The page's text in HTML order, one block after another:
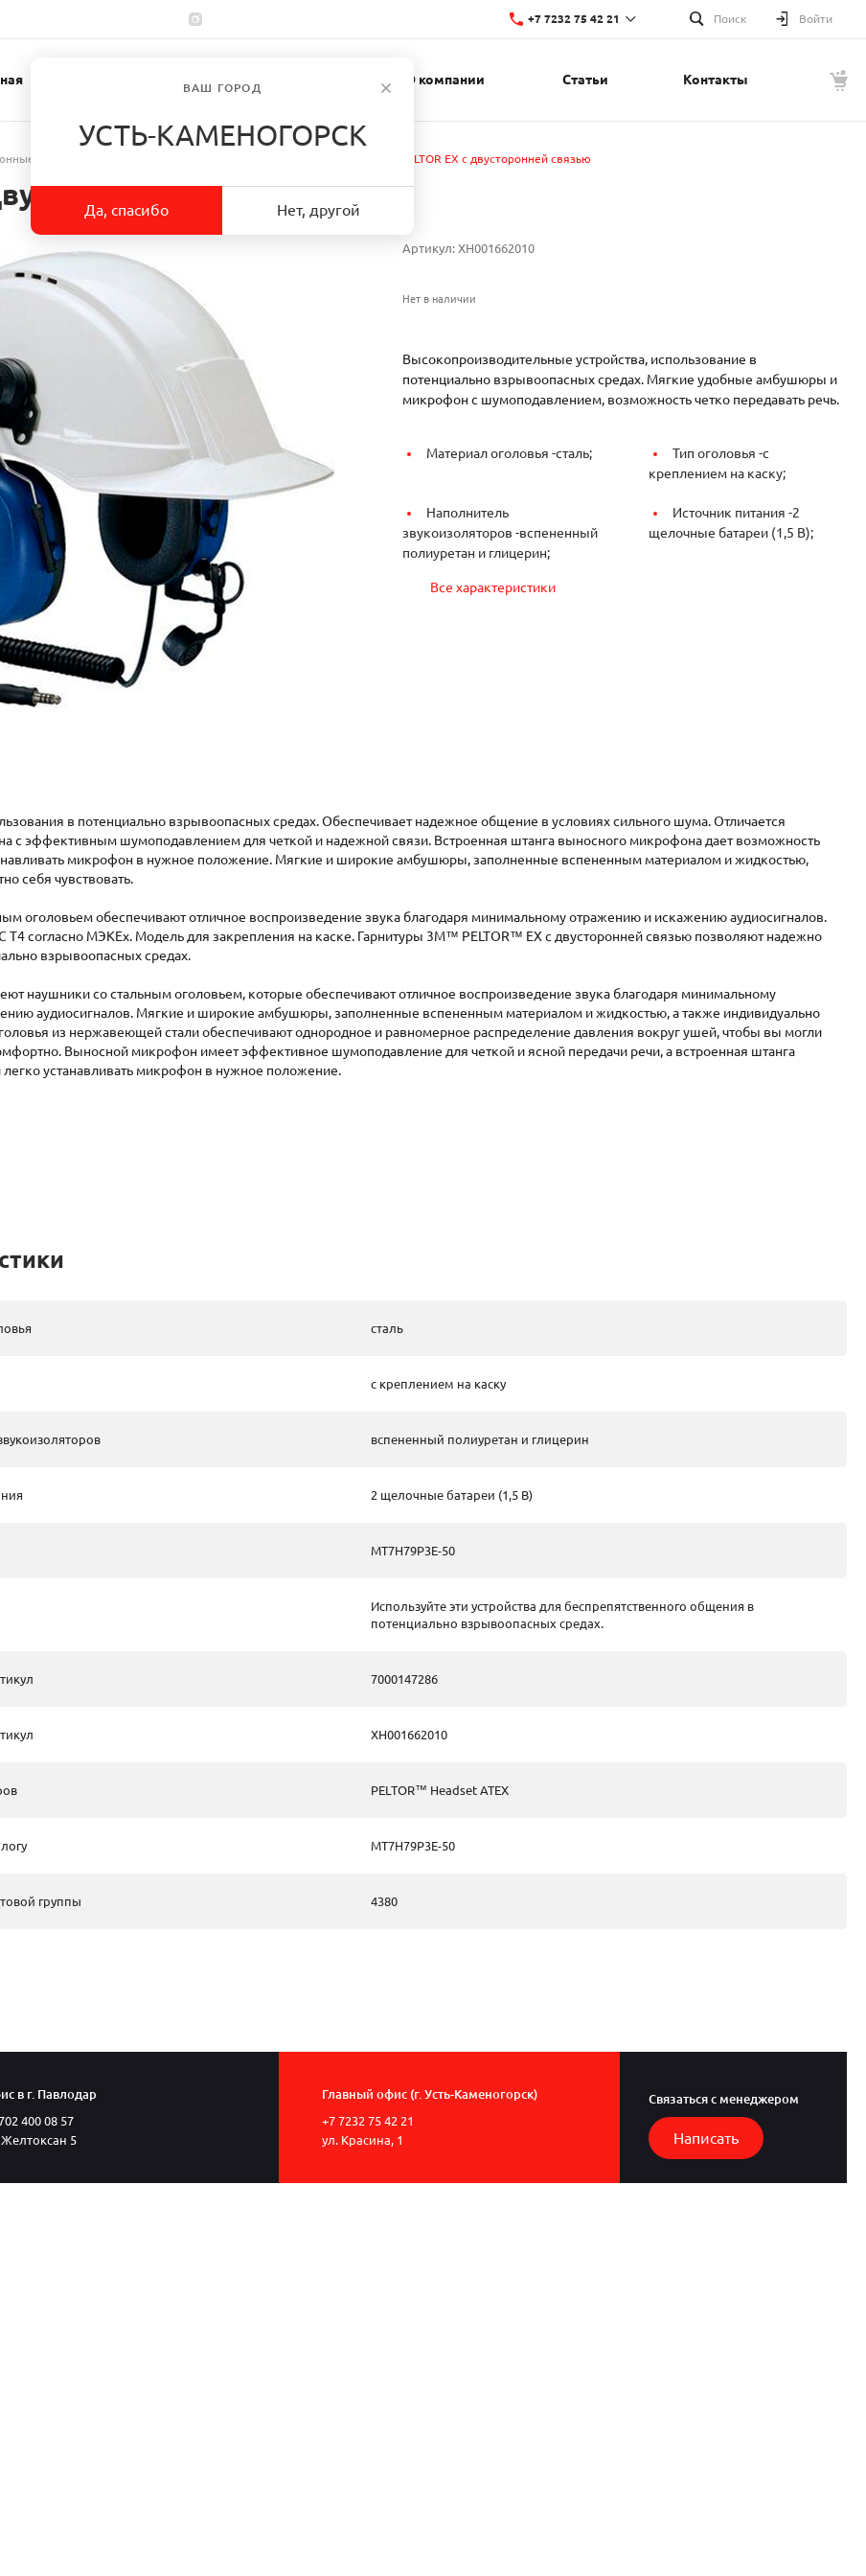
ВАШ ГОРОД
УСТЬ-КАМЕНОГОРСК
Да, спасибо Нет, другой
+7 7232 75 42 21
+7 7232 75 42 21
Поиск Войти
О компании Статьи Контакты
средства Гарнитура 3M PELTOR EX с двусторонней связью
связью
Артикул: XH001662010
Нет в наличии
Высокопроизводительные устройства, использование в
потенциально взрывоопасных средах. Мягкие удобные амбушюры и
микрофон с шумоподавлением, возможность четко передавать речь.
Материал оголовья -сталь; Тип оголовья -с
креплением на каску;
Наполнитель
звукоизоляторов -вспененный
полиуретан и глицерин;
Источник питания -2
щелочные батареи (1,5 В);
Все характеристики
в потенциально взрывоопасных средах. Обеспечивает надежное общение в условиях сильного шума. Отличается
с эффективным шумоподавлением для четкой и надежной связи. Встроенная штанга выносного микрофона дает возможность
микрофон в нужное положение. Мягкие и широкие амбушюры, заполненные вспененным материалом и жидкостью,
себя чувствовать.
оголовьем обеспечивают отличное воспроизведение звука благодаря минимальному отражению и искажению аудиосигналов.
T4 согласно МЭКЕх. Модель для закрепления на каске. Гарнитуры 3M™ PELTOR™ EX с двусторонней связью позволяют надежно
взрывоопасных средах.
наушники со стальным оголовьем, которые обеспечивают отличное воспроизведение звука благодаря минимальному
аудиосигналов. Мягкие и широкие амбушюры, заполненные вспененным материалом и жидкостью, а также индивидуально
из нержавеющей стали обеспечивают однородное и равномерное распределение давления вокруг ушей, чтобы вы могли
Выносной микрофон имеет эффективное шумоподавление для четкой и ясной передачи речи, а встроенная штанга
легко устанавливать микрофон в нужное положение.
сталь
с креплением на каску
вспененный полиуретан и глицерин
2 щелочные батареи (1,5 В)
MT7H79P3E-50
Используйте эти устройства для беспрепятственного общения в
потенциально взрывоопасных средах.
7000147286
XH001662010
PELTOR™ Headset ATEX
MT7H79P3E-50
группы 4380
в г. Павлодар
400 08 57
Желтоксан 5
Главный офис (г. Усть-Каменогорск)
+7 7232 75 42 21
ул. Красина, 1
Связаться с менеджером
Написать